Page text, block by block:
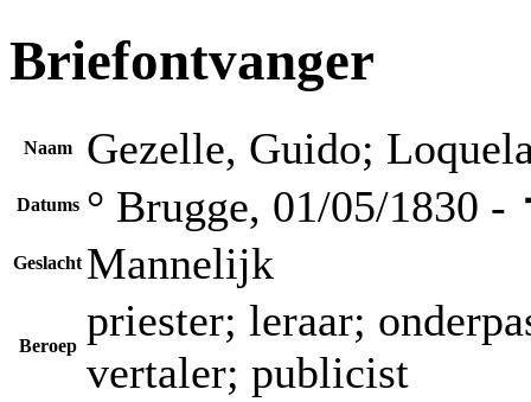
Briefontvanger
Naam Gezelle, Guido;
Datums ° Brugge, 01/05/1830
Geslacht Mannelijk
Beroep
priester; leraar;
vertaler; publicist